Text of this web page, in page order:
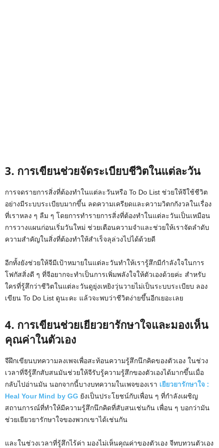
3. การเขียนช่วยจัดระเบียบชีวิตในแต่ละวัน
การจดรายการสิ่งที่ต้องทำในแต่ละวันหรือ To Do List ช่วยให้จีใช้ชีวิต
อย่างมีระบบระเบียบมากขึ้น ลดความเครียดและความวิตกกังวลในเรื่อง
ที่เราหลง ๆ ลืม ๆ โดยการทำรายการสิ่งที่ต้องทำในแต่ละวันเป็นเหมือน
การวางแผนก่อนเริ่มวันใหม่ ช่วยเตือนความจำและช่วยให้เราจัดลำดับ
ความสำคัญในสิ่งที่ต้องทำให้สำเร็จลุล่วงไปได้ด้วยดี
อีกทั้งยังช่วยให้จีมีเป้าหมายในแต่ละวันทำให้เรารู้สึกมีกำลังใจในการ
โฟกัสสิ่งดี ๆ ที่จีอยากจะทำเป็นการเพิ่มพลังใจให้ตัวเองด้วยค่ะ สำหรับ
ใครที่รู้สึกว่าชีวิตในแต่ละวันดูยุ่งเหยิงวุ่นวายไม่เป็นระบบระเบียบ ลอง
เขียน To Do List ดูนะคะ แล้วจะพบว่าชีวิตง่ายขึ้นอีกเยอะเลย
4. การเขียนช่วยเยียวยารักษาใจและมองเห็น
คุณค่าในตัวเอง
จีฝึกเขียนบทความลงเพจเพื่อสะท้อนความรู้สึกนึกคิดของตัวเอง ในช่วง
เวลาที่จีรู้สึกสับสนมันช่วยให้จีรับรู้ความรู้สึกของตัวเองได้มากขึ้นเมื่อ
กลับไปอ่านมัน นอกจากนี้บางบทความในเพจของเรา เยียวยารักษาใจ :
Heal Your Mind by GG ยังเป็นประโยชน์กับเพื่อน ๆ ที่กำลังเผชิญ
สถานการณ์ที่ทำให้มีความรู้สึกนึกคิดที่สับสนเช่นกัน เพื่อน ๆ บอกว่ามัน
ช่วยเยียวยารักษาใจของพวกเขาได้เช่นกัน
และในช่วงเวลาที่รู้สึกไร้ค่า มองไม่เห็นคุณค่าของตัวเอง จีทบทวนตัวเอง